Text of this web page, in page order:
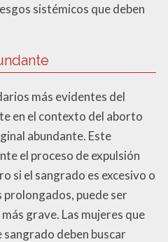
sistémicos que deben
más evidentes del
en el contexto del aborto
abundante. Este
el proceso de expulsión
si el sangrado es excesivo o
puede ser
grave. Las mujeres que
deben buscar